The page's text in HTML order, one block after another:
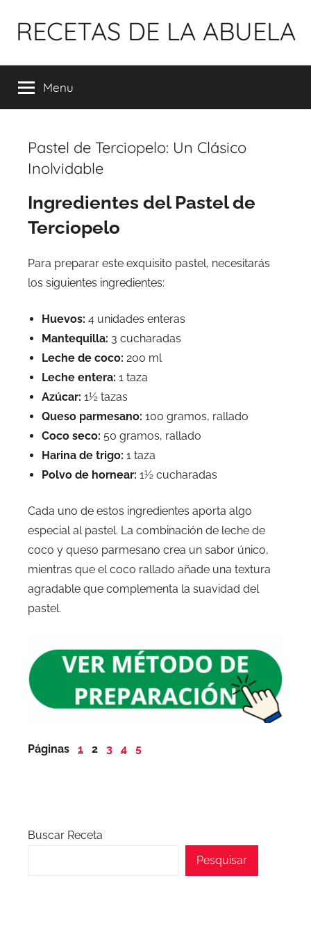
para
conteúdo
RECETAS DE LA ABUELA
Menu
Pastel de Terciopelo: Un Clásico
Inolvidable
Ingredientes del Pastel de
Terciopelo
Para preparar este exquisito pastel, necesitarás
los siguientes ingredientes:
Huevos: 4 unidades enteras
Mantequilla: 3 cucharadas
Leche de coco: 200 ml
Leche entera: 1 taza
Azúcar: 1½ tazas
Queso parmesano: 100 gramos, rallado
Coco seco: 50 gramos, rallado
Harina de trigo: 1 taza
Polvo de hornear: 1½ cucharadas
Cada uno de estos ingredientes aporta algo
especial al pastel. La combinación de leche de
coco y queso parmesano crea un sabor único,
mientras que el coco rallado añade una textura
agradable que complementa la suavidad del
pastel.
Páginas 1 2 3 4 5
Buscar Receta
Pesquisar